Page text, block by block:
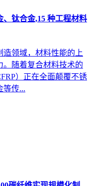
钛合金,15 种工程材料
领域，材料性能的上
。随着复合材料技术的
）正在全面颠覆不锈
等传...